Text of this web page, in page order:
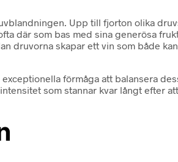
Upp till fjorton olika
där som bas med sina generösa
druvorna skapar ett vin som både
förmåga att balansera
som stannar kvar långt efter